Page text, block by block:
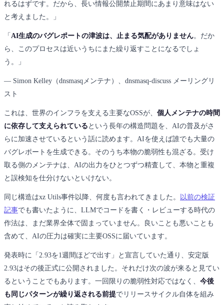
れるはずです。だから、長い情報公開禁止期間にあまり意味はない
と考えました。」
「 AI生成のバグレポートの津波は、止まる気配がありません。だか
ら、このプロセスは近いうちにまた繰り返すことになるでしょ
う。」
― Simon Kelley（dnsmasqメンテナ）、dnsmasq-discuss メーリングリ
スト
これは、世界のインフラを支える主要なOSSが、 個人メンテナの時間
に依存して支えられている という長年の構造問題を、AIの普及がさ
らに加速させているという話に読めます。AIを使えば誰でも大量の
バグレポートを生成できる。そのうち本物の脆弱性も混ざる。受け
取る側のメンテナは、AIの出力をひとつずつ精査して、本物と重複
と誤検知を仕分けないといけない。
同じ構造はxz Utils事件以降、何度も言われてきました。
以前の検証
記事でも書いたように、LLMでコードを書く・レビューする時代の
作法は、まだ業界全体で固まっていません。良いことも悪いことも
含めて、AIの圧力は確実に主要OSSに届いています。
発表時に「2.93を1週間ほどで出す」と宣言していた通り、安定版
2.93はその後正式に公開されました。それだけ次の波が来ると見てい
るということでもあります。一回限りの脆弱性対応ではなく、 今後
も同じパターンが繰り返される前提でリリースサイクル自体を組み